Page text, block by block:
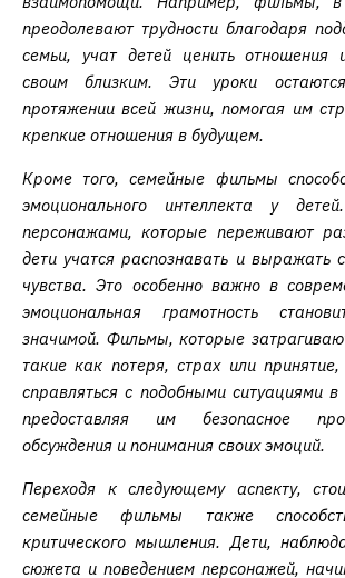
преодолевают трудности благодаря
семьи, учат детей ценить
своим близким. Эти уроки
протяжении всей жизни, помогая им
крепкие отношения в будущем.
Кроме того, семейные фильмы
эмоционального интеллекта у
персонажами, которые переживают
дети учатся распознавать и выражать
чувства. Это особенно важно в
эмоциональная грамотность
значимой. Фильмы, которые
такие как потеря, страх или
справляться с подобными ситуациями
предоставляя им безопасное
обсуждения и понимания своих эмоций.
Переходя к следующему аспекту,
семейные фильмы также
критического мышления. Дети,
сюжета и поведением персонажей,